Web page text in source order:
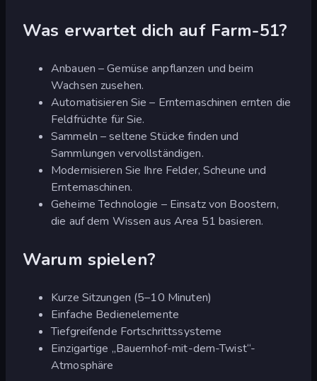
Was erwartet dich auf Farm-51?
Anbauen – Gemüse anpflanzen und beim
Wachsen zusehen.
Automatisieren Sie – Erntemaschinen ernten die
Feldfrüchte für Sie.
Sammeln – seltene Stücke finden und
Sammlungen vervollständigen.
Modernisieren Sie Ihre Felder, Scheune und
Erntemaschinen.
Geheime Technologie – Einsatz von Boostern,
die auf dem Wissen aus Area 51 basieren.
Warum spielen?
Kurze Sitzungen (5–10 Minuten)
Einfache Bedienelemente
Tiefgreifende Fortschrittssysteme
Einzigartige „Bauernhof-mit-dem-Twist“-
Atmosphäre